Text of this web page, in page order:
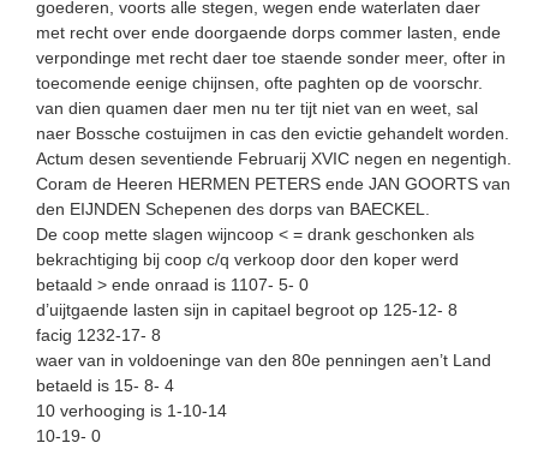
goederen, voorts alle stegen, wegen ende waterlaten daer
met recht over ende doorgaende dorps commer lasten, ende
verpondinge met recht daer toe staende sonder meer, ofter in
toecomende eenige chijnsen, ofte paghten op de voorschr.
van dien quamen daer men nu ter tijt niet van en weet, sal
naer Bossche costuijmen in cas den evictie gehandelt worden.
Actum desen seventiende Februarij XVIC negen en negentigh.
Coram de Heeren HERMEN PETERS ende JAN GOORTS van
den EIJNDEN Schepenen des dorps van BAECKEL.
De coop mette slagen wijncoop < = drank geschonken als
bekrachtiging bij coop c/q verkoop door den koper werd
betaald > ende onraad is 1107- 5- 0
d’uijtgaende lasten sijn in capitael begroot op 125-12- 8
facig 1232-17- 8
waer van in voldoeninge van den 80e penningen aen’t Land
betaeld is 15- 8- 4
10 verhooging is 1-10-14
10-19- 0